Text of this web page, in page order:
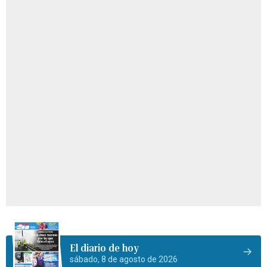
El diario de hoy
sábado, 8 de agosto de 2026